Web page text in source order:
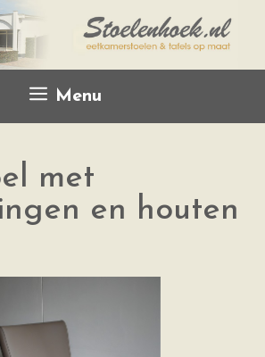
Menu
met
en houten